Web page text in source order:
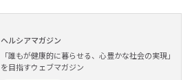
ヘルシアマガジン
「誰もが健康的に暮らせる、心豊かな社会の実現」
を目指すウェブマガジン